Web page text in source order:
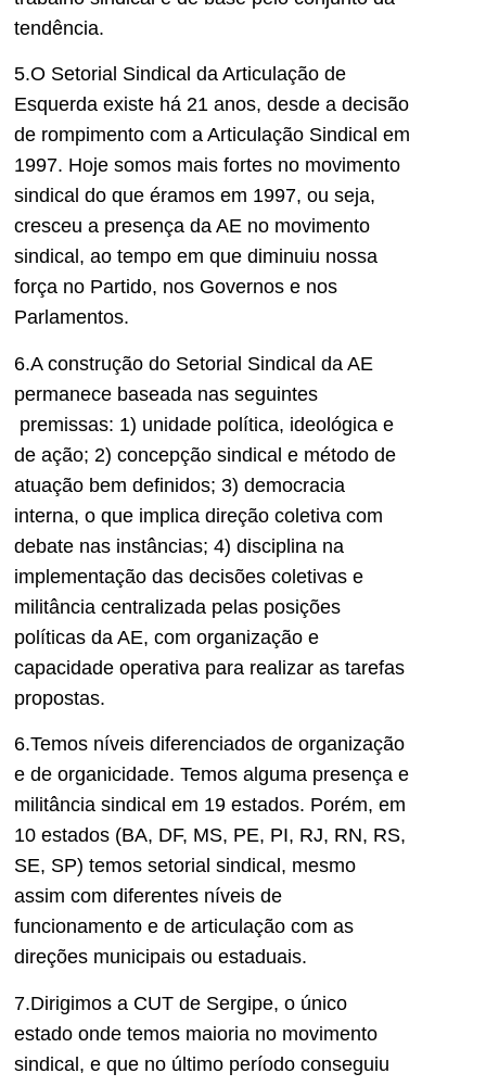
tendência.
5.O Setorial Sindical da Articulação de
Esquerda existe há 21 anos, desde a decisão
de rompimento com a Articulação Sindical em
1997. Hoje somos mais fortes no movimento
sindical do que éramos em 1997, ou seja,
cresceu a presença da AE no movimento
sindical, ao tempo em que diminuiu nossa
força no Partido, nos Governos e nos
Parlamentos.
6.A construção do Setorial Sindical da AE
permanece baseada nas seguintes
premissas: 1) unidade política, ideológica e
de ação; 2) concepção sindical e método de
atuação bem definidos; 3) democracia
interna, o que implica direção coletiva com
debate nas instâncias; 4) disciplina na
implementação das decisões coletivas e
militância centralizada pelas posições
políticas da AE, com organização e
capacidade operativa para realizar as tarefas
propostas.
6.Temos níveis diferenciados de organização
e de organicidade. Temos alguma presença e
militância sindical em 19 estados. Porém, em
10 estados (BA, DF, MS, PE, PI, RJ, RN, RS,
SE, SP) temos setorial sindical, mesmo
assim com diferentes níveis de
funcionamento e de articulação com as
direções municipais ou estaduais.
7.Dirigimos a CUT de Sergipe, o único
estado onde temos maioria no movimento
sindical, e que no último período conseguiu